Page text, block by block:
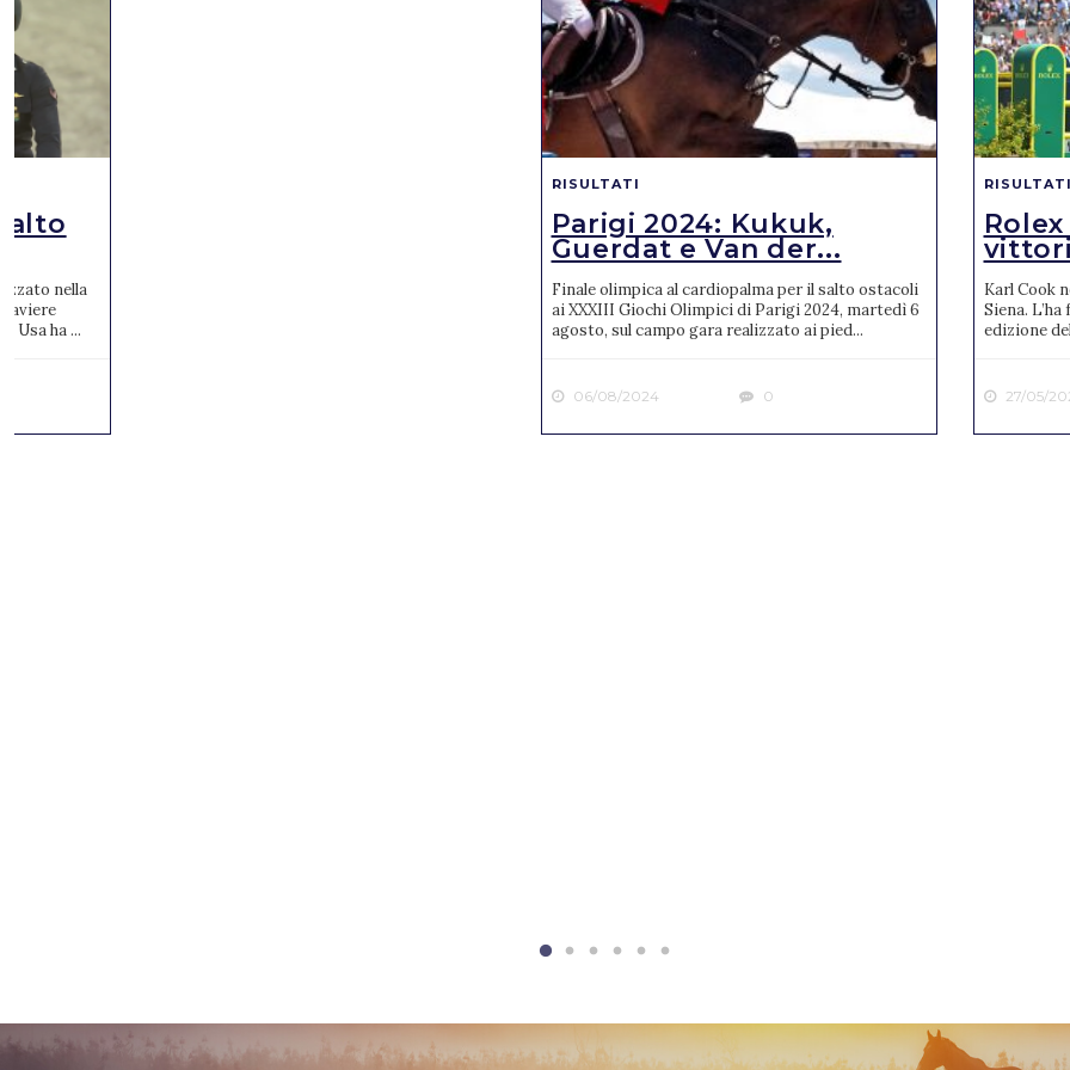
nella
aviere
Usa ha ...
RISULTATI
Parigi 2024: Kukuk,
Guerdat e Van der...
Finale olimpica al cardiopalma per il salto ostacoli
ai XXXIII Giochi Olimpici di Parigi 2024, martedì 6
agosto, sul campo gara realizzato ai pied...
06/08/2024 0
RISULTATI
Rolex
Karl Cook
Siena.
edizione
27/05/